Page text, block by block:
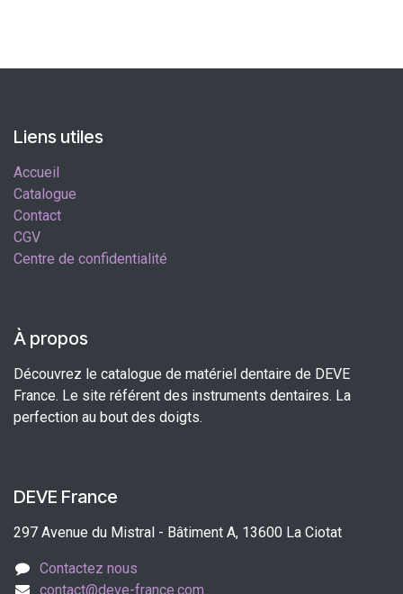
Liens utiles
Accueil
Catalogue
Contact
CGV
Centre de confidentialité
À propos
Découvrez le catalogue de matériel dentaire de DEVE
France. Le site référent des instruments dentaires. La
perfection au bout des doigts.
DEVE France
297 Avenue du Mistral - Bâtiment A, 13600 La Ciotat
Contactez nous
contact@deve-france.com